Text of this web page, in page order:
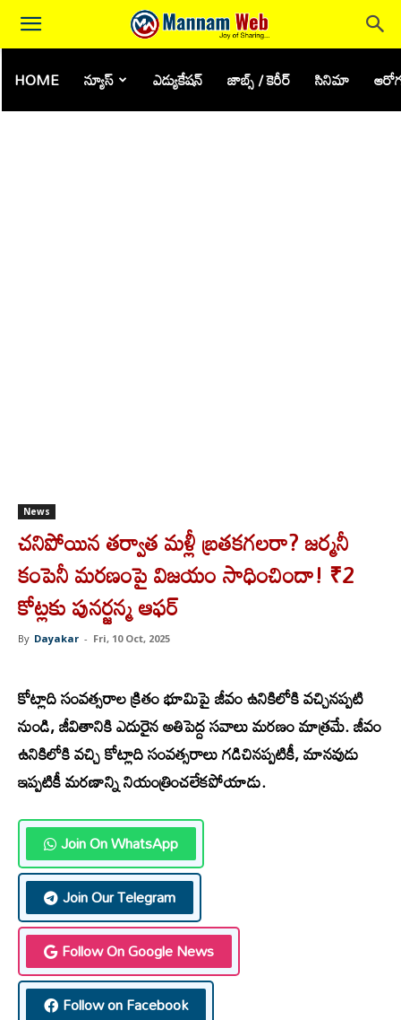
HOME న్యూస్ ఎడ్యుకేషన్ జాబ్స్ / కెరీర్ సినిమా
News
చనిపోయిన తర్వాత మళ్లీ బ్రతకగలరా? జర్మనీ
కంపెనీ మరణంపై విజయం సాధించిందా! ₹2
కోట్లకు పునర్జన్మ ఆఫర్
By Dayakar - Fri, 10 Oct, 2025
కోట్లాది సంవత్సరాల క్రితం భూమిపై జీవం ఉనికిలోకి వచ్చినప్పటి
నుండి, జీవితానికి ఎదురైన అతిపెద్ద సవాలు మరణం మాత్రమే. జీవం
ఉనికిలోకి వచ్చి కోట్లాది సంవత్సరాలు గడిచినప్పటికీ, మానవుడు
ఇప్పటికీ మరణాన్ని నియంత్రించలేకపోయాడు.
Join On WhatsApp
Join Our Telegram
Follow On Google News
Follow on Facebook